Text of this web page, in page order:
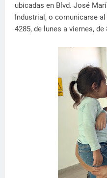
ubicadas en Blvd. José
Industrial, o comunicarse
4285, de lunes a viernes, de